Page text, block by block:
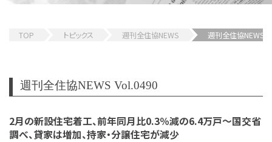
TOP トピックス 週刊全住協NEWS 週刊全住協NEWS
週刊全住協NEWS Vol.0490
2月の新設住宅着工、前年同月比0.3％減の6.4万戸～国交省
調べ、貸家は増加、持家・分譲住宅が減少